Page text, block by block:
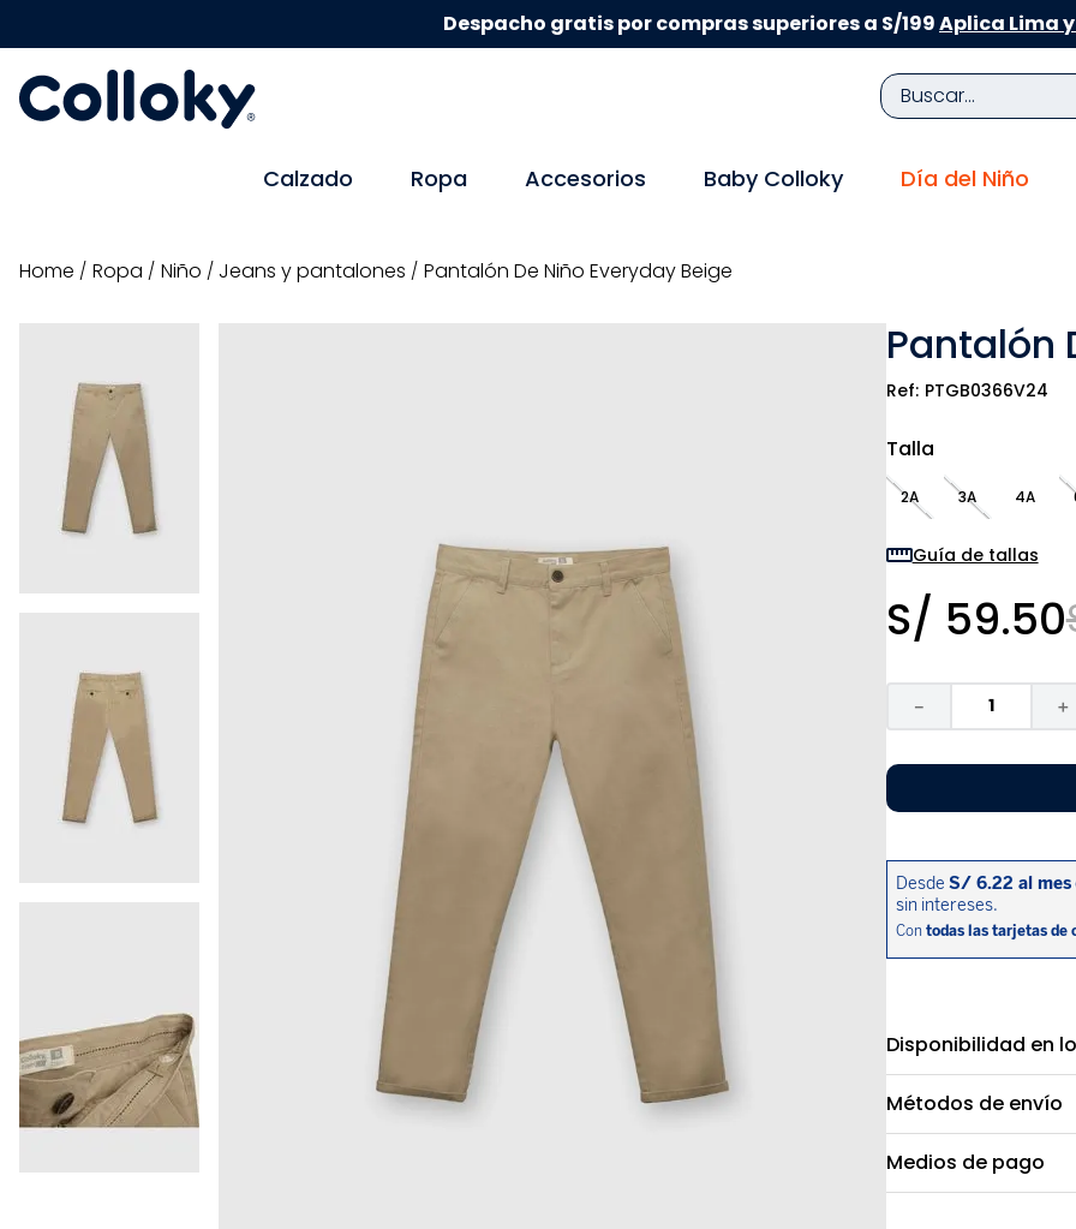
Despacho gratis por compras superiores a S/199Aplica Lima
Buscar...
Calzado Ropa Accesorios Baby Colloky Día del Niño
ropa niño jeans y pantalones Pantalón De Niño Everyday Beige
Pantalón
PTGB0366V24
Talla
2A 3A 4A
Guía de tallas
S/ 59.50
＋
－
Disponibilidad en
Métodos de envío
Medios de pago
TÉRMINOS MÁS BUSCADOS
9.
zapatos niña
10
disney